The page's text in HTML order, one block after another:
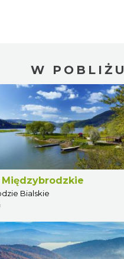
W POBLIŻU
Bialskie